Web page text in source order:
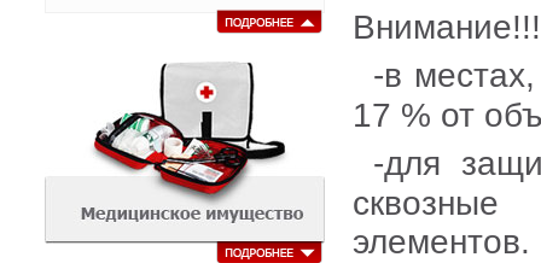
-в
17 % от
-для
элементов.